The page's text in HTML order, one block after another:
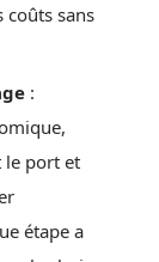
coûts sans
:
le port et
étape a